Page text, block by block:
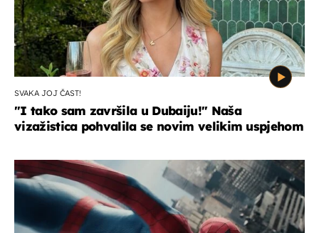
SVAKA JOJ ČAST!
"I tako sam završila u Dubaiju!" Naša
vizažistica pohvalila se novim velikim uspjehom